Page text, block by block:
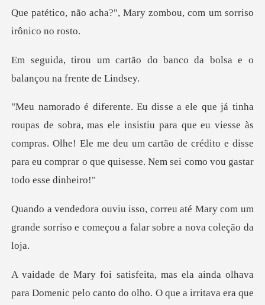
do banco da bolsa e o
bala
insistiu para que eu viesse às
compras. Olhe! Ele me deu um cartão de crédito e
té Mary com um
grande sorriso e começou
a irritava era que